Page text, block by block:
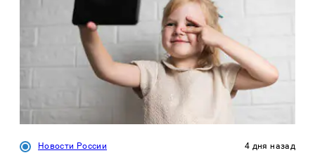
Новости России 4 дня назад